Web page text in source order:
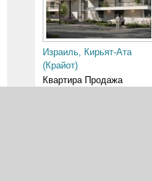
Израиль, Кирьят-Ата
(Крайот)
Квартира Продажа